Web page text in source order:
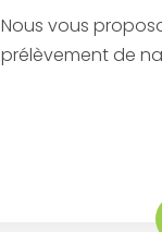
Nous vous
prélèvement de